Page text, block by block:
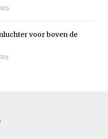
voor boven de